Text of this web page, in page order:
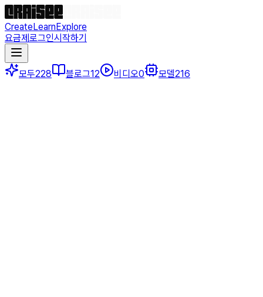
CreateLearnExplore
요금제로그인시작하기
모두228 블로그12 비디오0 모델216